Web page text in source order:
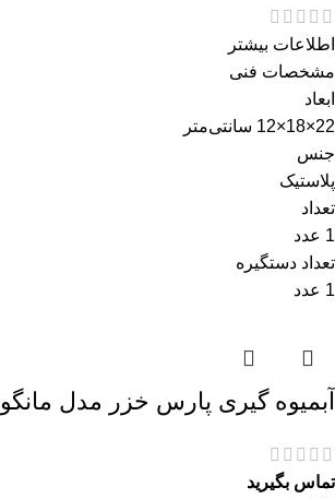
اطلاعات بیشتر
مشخصات فنی
ابعاد
22×18×12 سانتی‌متر
جنس
پلاستیک
تعداد
1 عدد
تعداد دستگیره
1 عدد
آبمیوه گیری پارس خزر مدل مانگو MANGO
تماس بگیرید